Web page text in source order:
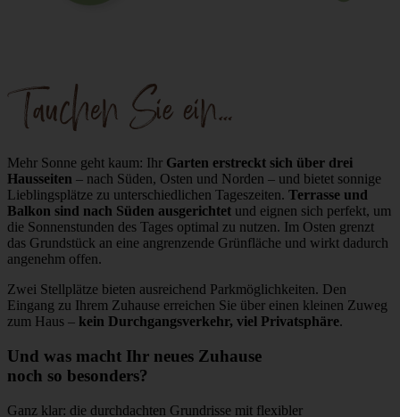
Tauchen Sie ein…
Mehr Sonne geht kaum: Ihr Garten erstreckt sich über drei
Hausseiten – nach Süden, Osten und Norden – und bietet sonnige
Lieblingsplätze zu unterschiedlichen Tageszeiten. Terrasse und
Balkon sind nach Süden ausgerichtet und eignen sich perfekt, um
die Sonnenstunden des Tages optimal zu nutzen. Im Osten grenzt
das Grundstück an eine angrenzende Grünfläche und wirkt dadurch
angenehm offen.
Zwei Stellplätze bieten ausreichend Parkmöglichkeiten. Den
Eingang zu Ihrem Zuhause erreichen Sie über einen kleinen Zuweg
zum Haus – kein Durchgangsverkehr, viel Privatsphäre.
Und was macht Ihr neues Zuhause
noch so besonders?
Ganz klar: die durchdachten Grundrisse mit flexibler